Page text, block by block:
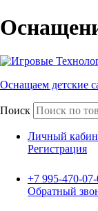
Оснащаем детские
Поиск
Личный
Регистрация
+7 995-470-
Обратный